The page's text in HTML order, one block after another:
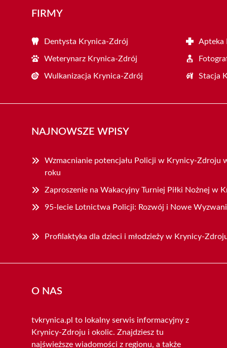
FIRMY
Dentysta Krynica-Zdrój Apteka
Weterynarz Krynica-Zdrój
Wulkanizacja Krynica-Zdrój Stacja
NAJNOWSZE WPISY
Wzmacnianie potencjału Policji w Krynicy-Zdroju
roku
Zaproszenie na Wakacyjny Turniej Piłki Nożnej w
95-lecie Lotnictwa Policji: Rozwój i Nowe
Profilaktyka dla dzieci i młodzieży w Krynicy-
O NAS
tvkrynica.pl to lokalny serwis informacyjny z
Krynicy-Zdroju i okolic. Znajdziesz tu
najświeższe wiadomości z regionu, a także